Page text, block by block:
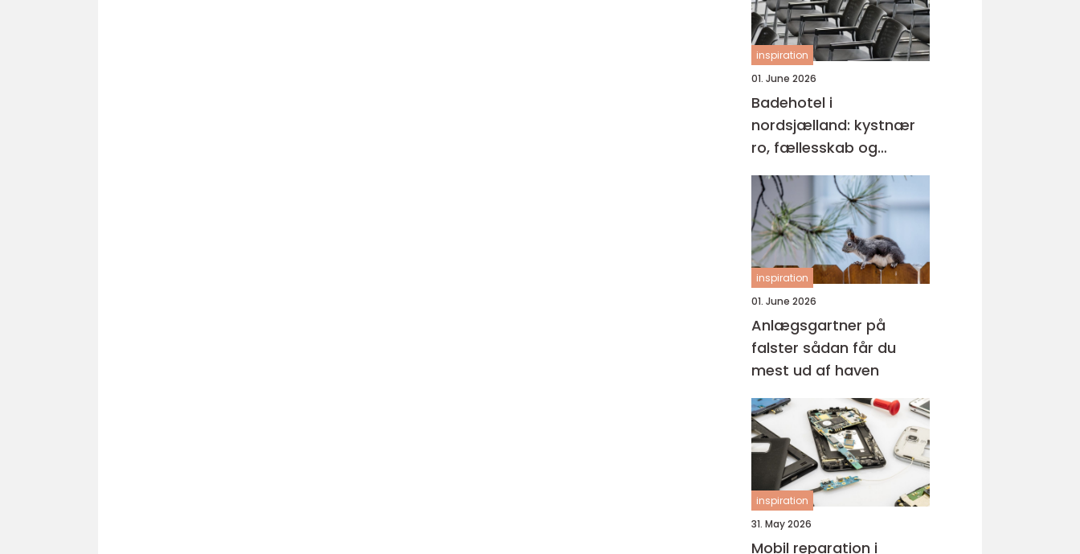
inspiration
01. June 2026
Badehotel i
nordsjælland: kystnær
ro, fællesskab og
hverdagspauser
inspiration
01. June 2026
Anlægsgartner på
falster sådan får du
mest ud af haven
inspiration
31. May 2026
Mobil reparation i